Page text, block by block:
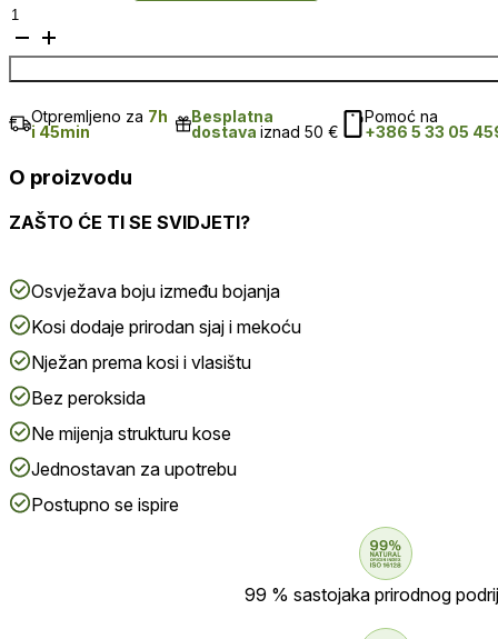
Preljev
za
kosu
-
količina
Otpremljeno za 7h
i 45min
Besplatna
dostavaiznad 50 €
Pomoć na
+386 5 33 05
O proizvodu
ZAŠTO ĆE TI SE SVIDJETI?
Osvježava boju između bojanja
Kosi dodaje prirodan sjaj i mekoću
Nježan prema kosi i vlasištu
Bez peroksida
Ne mijenja strukturu kose
Jednostavan za upotrebu
Postupno se ispire
99 % sastojaka prirodnog